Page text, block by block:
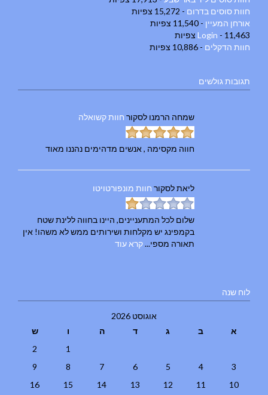
חוות סוסים בדרום - 15,272 צפיות
אורחן המעיין - 11,540 צפיות
Login - 11,463 צפיות
חוות הדקלים - 10,886 צפיות
תגובות גולשים
שמחה הרמנו לסקור חוות קשואלה
חווה מקסימה , אנשים מדהימים נהננו מאוד
ליאתלסקור חוות מונפורטויטו
שלום לכל המתעניינים, היינו בחווה ללינת שטח
בקמפינג יש מקלחות ושירותים ממש לא משהו! אין
תאורה מספי...קרא עוד
לוח שנה
אוגוסט 2026
א
ב ג ד ה ו
ש
1
2
3
4
5
6
7
8
9
10
11
12
13
14
15
16